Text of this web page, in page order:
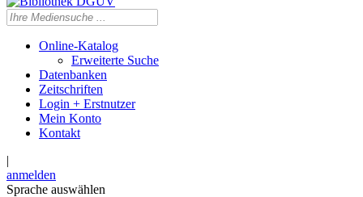
Online-Katalog
Erweiterte Suche
Datenbanken
Zeitschriften
Login + Erstnutzer
Mein Konto
Kontakt
|
anmelden
Sprache auswählen